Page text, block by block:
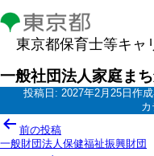
東京都保育士等キャ
一般社団法人家庭ま
投稿日: 2027年2月25日 作
投
稿
前の投稿
一般財団法人保健福祉振興財団